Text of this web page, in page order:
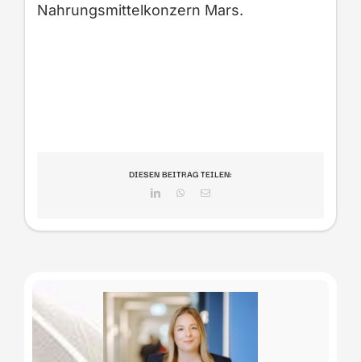
Nahrungsmittelkonzern Mars.
DIESEN BEITRAG TEILEN:
LinkedInWhatsApp
E-